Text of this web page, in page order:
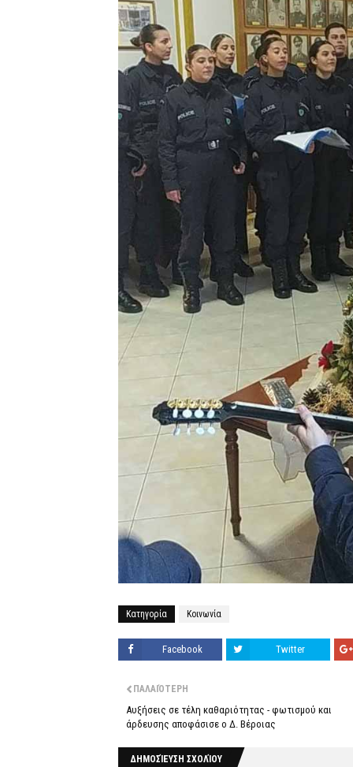
Κατηγορία Κοινωνία
Facebook Twitter
ΠΑΛΑΙΌΤΕΡΗ
Αυξήσεις σε τέλη καθαριότητας - φωτισμού και
άρδευσης αποφάσισε ο Δ. Βέροιας
ΔΗΜΟΣΊΕΥΣΗ ΣΧΟΛΊΟΥ